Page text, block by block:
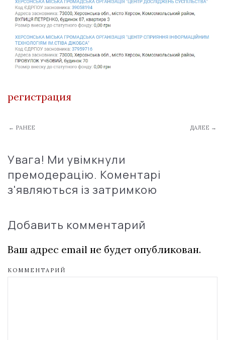
регистрация
← РАНЕЕ ДАЛЕЕ →
Увага! Ми увімкнули
премодерацію. Коментарі
з'являються із затримкою
Добавить комментарий
Ваш адрес email не будет опубликован.
КОММЕНТАРИЙ